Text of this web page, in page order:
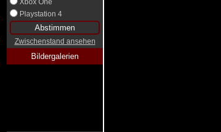
Xbox One
Playstation 4
Zwischenstand ansehen
Bildergalerien